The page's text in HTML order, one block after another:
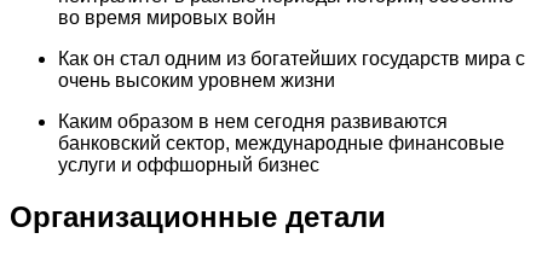
во время мировых войн
Как он стал одним из богатейших государств мира с
очень высоким уровнем жизни
Каким образом в нем сегодня развиваются
банковский сектор, международные финансовые
услуги и оффшорный бизнес
Организационные детали